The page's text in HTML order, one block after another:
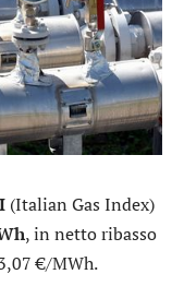
(Italian Gas Index)
, in netto ribasso
€/MWh.